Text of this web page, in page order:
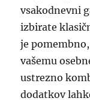
vsakodnevni
izbirate
je
vašemu
ustrezno
dodatkov